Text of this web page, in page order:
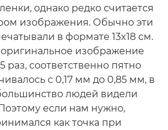
однако редко считается
изображения. Обычно эти
в формате 13x18 см.
оригинальное изображение
раз, соответственно пятно
с 0,17 мм до 0,85 мм, в
людей видели
если нам нужно,
как точка при